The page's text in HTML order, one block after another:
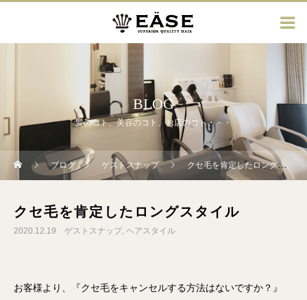
BLOG
髪のコト、美容のコト、お店のコト・・・
ブログ ゲストスナップ クセ毛を肯定したロングスタイル
クセ毛を肯定したロングスタイル
2020.12.19 ゲストスナップ ヘアスタイル
お客様より、『クセ毛をキャンセルする方法はないですか？』